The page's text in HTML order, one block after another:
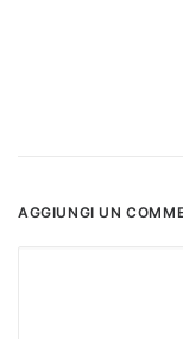
AGGIUNGI UN